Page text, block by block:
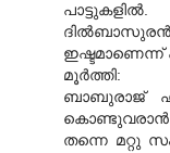
പാട്ടുകളില്‍.
ഇഷ്ടമാണെന്ന്
മൂര്‍ത്തി:
ബാബുരാജ്
തന്നെ മറ്റു